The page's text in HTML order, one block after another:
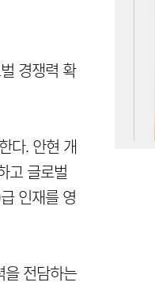
경쟁력 확
다. 안현 개
고 글로벌
인재를 영
을 전담하는